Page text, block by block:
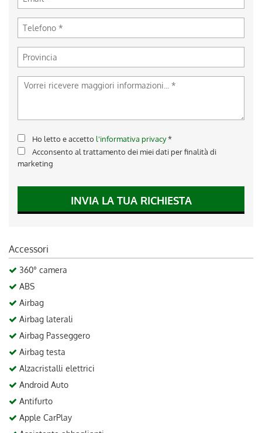
Ho letto e accetto l'informativa privacy*
Acconsento al trattamento dei miei dati per finalità di
marketing
INVIA LA TUA RICHIESTA
Accessori
360° camera
ABS
Airbag
Airbag laterali
Airbag Passeggero
Airbag testa
Alzacristalli elettrici
Android Auto
Antifurto
Apple CarPlay